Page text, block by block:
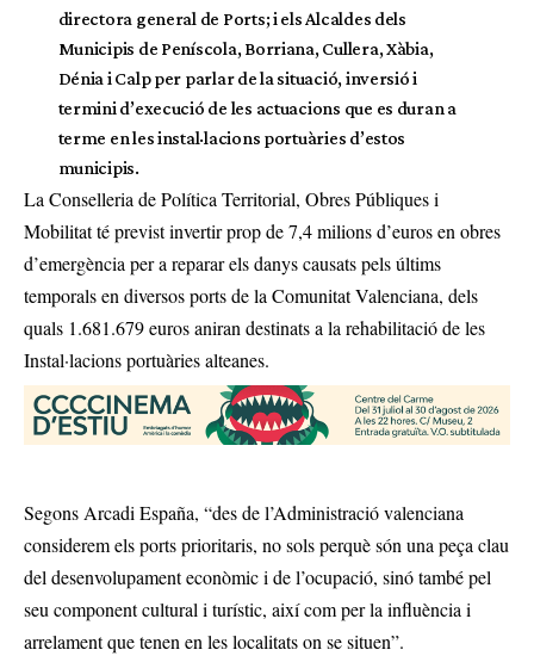
directora general de Ports; i els Alcaldes dels
Municipis de Peníscola, Borriana, Cullera, Xàbia,
Dénia i Calp per parlar de la situació, inversió i
termini d’execució de les actuacions que es duran a
terme en les instal·lacions portuàries d’estos
municipis.
La Conselleria de Política Territorial, Obres Públiques i
Mobilitat té previst invertir prop de 7,4 milions d’euros en obres
d’emergència per a reparar els danys causats pels últims
temporals en diversos ports de la Comunitat Valenciana, dels
quals 1.681.679 euros aniran destinats a la rehabilitació de les
Instal·lacions portuàries alteanes.
Segons Arcadi España, “des de l’Administració valenciana
considerem els ports prioritaris, no sols perquè són una peça clau
del desenvolupament econòmic i de l’ocupació, sinó també pel
seu component cultural i turístic, així com per la influència i
arrelament que tenen en les localitats on se situen”.